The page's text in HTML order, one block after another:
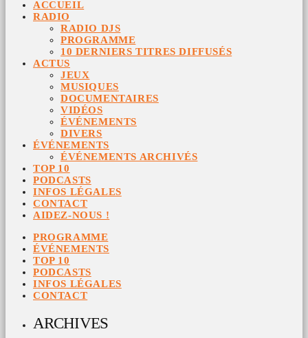
ACCUEIL
RADIO
RADIO DJS
PROGRAMME
10 DERNIERS TITRES DIFFUSÉS
ACTUS
JEUX
MUSIQUES
DOCUMENTAIRES
VIDÉOS
ÉVÉNEMENTS
DIVERS
ÉVÉNEMENTS
ÉVÉNEMENTS ARCHIVÉS
TOP 10
PODCASTS
INFOS LÉGALES
CONTACT
AIDEZ-NOUS !
PROGRAMME
ÉVÉNEMENTS
TOP 10
PODCASTS
INFOS LÉGALES
CONTACT
ARCHIVES